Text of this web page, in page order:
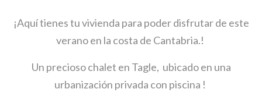
¡Aquí tienes tu vivienda para poder disfrutar de este
verano en la costa de Cantabria.!
Un precioso chalet en Tagle, ubicado en una
urbanización privada con piscina !